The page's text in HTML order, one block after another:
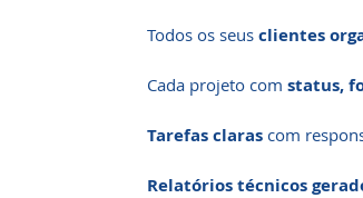
Todos os seus clientes
Cada projeto com status,
Tarefas claras com
Relatórios técnicos